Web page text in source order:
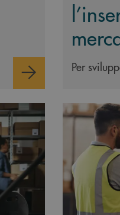
Per
dell’e-commerceScopri di più